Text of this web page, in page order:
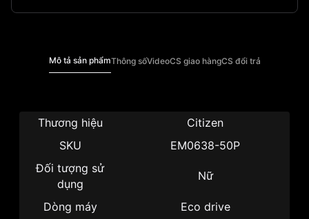
Mô tả sản phẩmThông sốVideoCS giao hàngCS đổi trả
Thương hiệu
Citizen
SKU
EM0638-50P
Đối tượng sử
dụng
Nữ
Dòng máy Eco drive